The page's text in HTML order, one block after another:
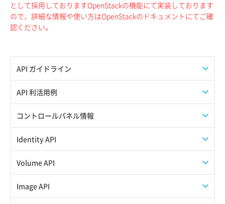
API ガイドライン
APIのご利用について
API 利活用例
APIでAPIサブユーザーを作成する
APIでVPSにISOイメージを挿入する
APIでVPSを作成する
コントロールパネル情報
APIユーザーを作成する
API情報を確認する
Identity API
Credential一覧取得
Credential作成
Volume API
スナップショット一覧取得
Image API
として採用しておりますOpenStackの機能にて実装しております
ので、詳細な情報や使い方はOpenStackのドキュメントにてご確
認ください。